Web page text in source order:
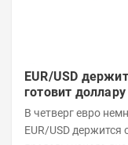
EUR/USD
готовит
В четверг евро
EUR/USD держится